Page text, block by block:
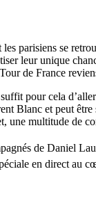
parisiens se
leur unique
de France
pour cela
Blanc et peut être
multitude de
de Daniel
en direct au